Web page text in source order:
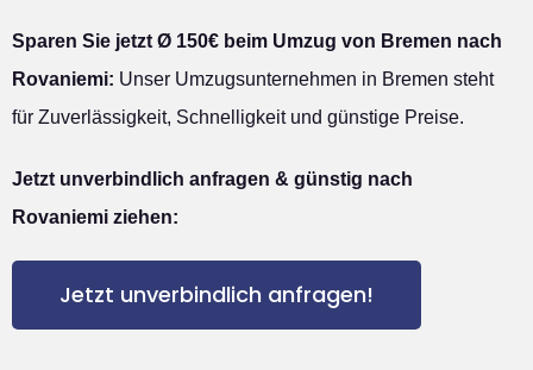
Sparen Sie jetzt Ø 150€ beim Umzug von Bremen nach
Rovaniemi: Unser Umzugsunternehmen in Bremen steht
für Zuverlässigkeit, Schnelligkeit und günstige Preise.
Jetzt unverbindlich anfragen & günstig nach
Rovaniemi ziehen:
Jetzt unverbindlich anfragen!